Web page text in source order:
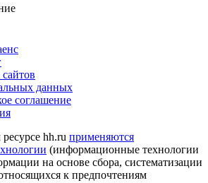
данных
соглашение
hh.ru применяются
(информационные технологии
на основе сбора, систематизации
к предпочтениям